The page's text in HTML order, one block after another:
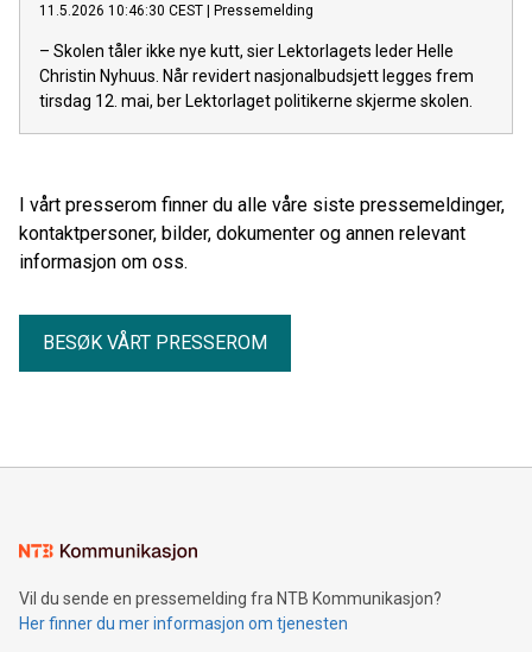
11.5.2026 10:46:30 CEST | Pressemelding
– Skolen tåler ikke nye kutt, sier Lektorlagets leder Helle
Christin Nyhuus. Når revidert nasjonalbudsjett legges frem
tirsdag 12. mai, ber Lektorlaget politikerne skjerme skolen.
I vårt presserom finner du alle våre siste pressemeldinger,
kontaktpersoner, bilder, dokumenter og annen relevant
informasjon om oss.
BESØK VÅRT PRESSEROM
Vil du sende en pressemelding fra NTB Kommunikasjon?
Her finner du mer informasjon om tjenesten